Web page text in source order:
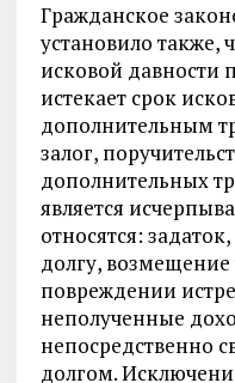
Гражданское
установило также,
исковой давности
истекает срок
дополнительным
залог,
дополнительных
является
относятся:
долгу,
повреждении
неполученные
непосредственно
долгом.